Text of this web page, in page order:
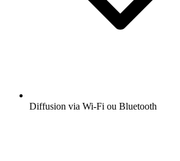
Diffusion via Wi-Fi ou Bluetooth